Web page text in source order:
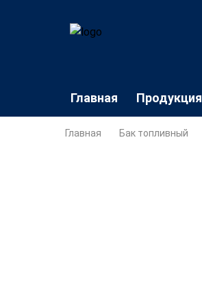
Главная
Продукция
Главная Бак топливный